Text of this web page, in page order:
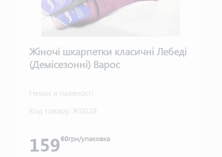
Жіночі шкарпетки класичні Лебеді
(Демісезонні) Варос
Немає в наявності
Код товару: Ж0028
15960грн/упаковка